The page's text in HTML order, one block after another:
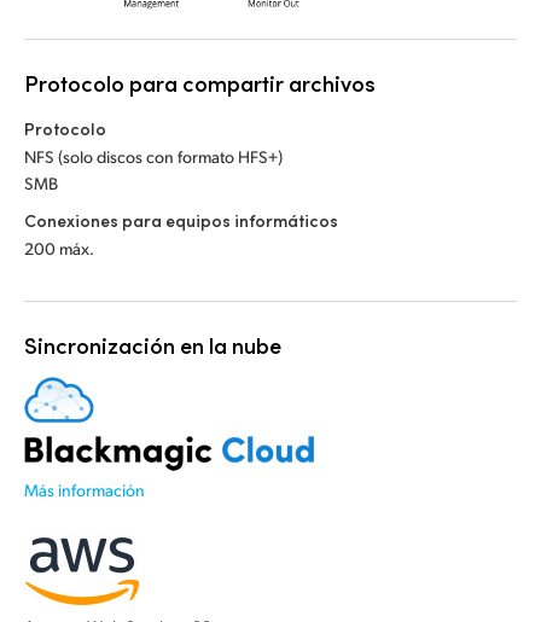
Protocolo para compartir archivos
Protocolo
NFS (solo discos con formato HFS+)
SMB
Conexiones para equipos informáticos
200 máx.
Sincronización en la nube
Más información